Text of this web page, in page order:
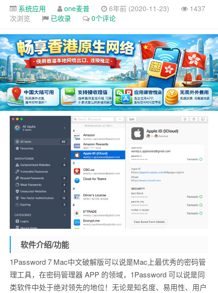
系统应用 one麦普 6年前 (2020-11-23)
1437
次浏览
已收录 0个评论
软件介绍/功能
1Password 7 Mac中文破解版可以说是Mac上最优秀的密码管
理工具，在密码管理器 APP 的领域，1Password 可以说是同
类软件中处于绝对领先的地位！无论是知名度、易用性、用户